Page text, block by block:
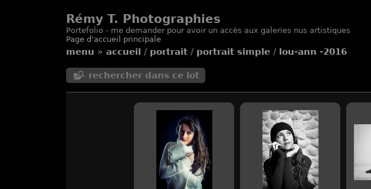
Rémy T. Photographies
Portefolio - me demander pour avoir un accès aux galeries nus artistiques
Page d'accueil principale
menu » accueil / portrait / portrait simple / lou-ann -2016
rechercher dans ce lot